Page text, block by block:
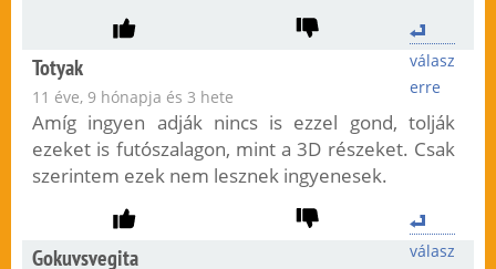
válasz
erre
Totyak
11 éve, 9 hónapja és 3 hete
Amíg ingyen adják nincs is ezzel gond, tolják
ezeket is futószalagon, mint a 3D részeket. Csak
szerintem ezek nem lesznek ingyenesek.
válasz
Gokuvsvegita